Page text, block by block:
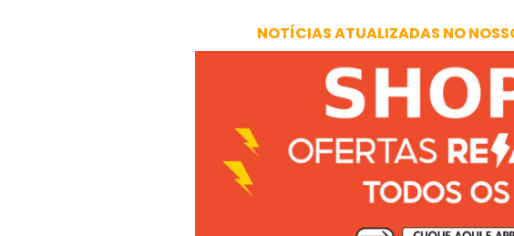
NOTÍCIAS ATUALIZADAS NO